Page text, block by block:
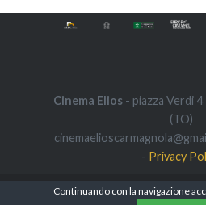
Navigazione
Cinema Elios - piazza Verdi
(TO)
- Privacy
Continuando con la navigazione